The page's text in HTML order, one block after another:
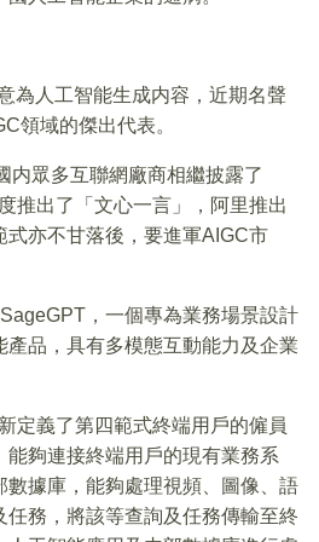
為人工智能生成内容，近期名聲
領域的傑出代表。
内眾多互聯網廠商相繼披露了
推出了「文心一言」，阿里推出
式亦不甘落後，要進軍AIGC市
，一個專為業務場景設計
產品，具有多模態互動能力及企業
定義了第四範式終端用戶的僱員
夠連接終端用戶的現有業務系
數據庫，能夠處理視頻、圖像、語
務，將該等查詢及任務傳輸至終